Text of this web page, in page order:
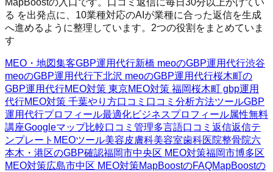
る を出発点に、10業種対応のAIが業種に合った返信を生成
へ進めるように整理しています。2つの役割をまとめていま
す
MEO・地図集客GBP運用代行新橋 meoのGBP運用代行渋谷
meoのGBP運用代行下北沢 meoのGBP運用代行桜木町の
GBP運用代行MEO対策 東京MEO対策 福岡桜木町 gbp運用
代行MEO対策 千葉やり方口コミ 口コミ分析方法ツールGBP
運用代行プロフィール最適化ビジネスプロフィール属性無料
講座Googleマップ比較口コミ管理多言語口コミ返信返信テ
ンプレート MEOツール美容皮膚科美容室歯科医院整骨院六
本木・港区のGBP確認福岡市中央区 MEO対策福岡市博多区
MEO対策広島市中区 MEO対策MapBoostのFAQMapBoostの